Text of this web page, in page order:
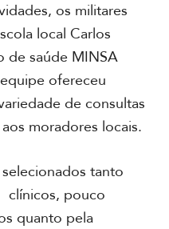
os militares
local Carlos
de saúde MINSA
ofereceu
de consultas
moradores locais.
tanto
clínicos, pouco
quanto pela